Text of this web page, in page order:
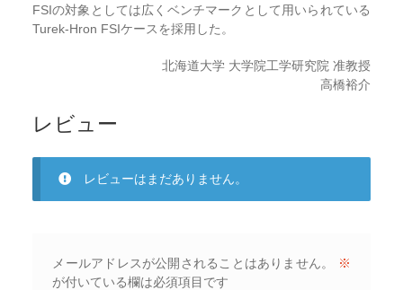
FSIの対象としては広くベンチマークとして用いられている
Turek-Hron FSIケースを採用した。
北海道大学 大学院工学研究院 准教授
高橋裕介
レビュー
レビューはまだありません。
メールアドレスが公開されることはありません。
※
が付いている欄は必須項目です